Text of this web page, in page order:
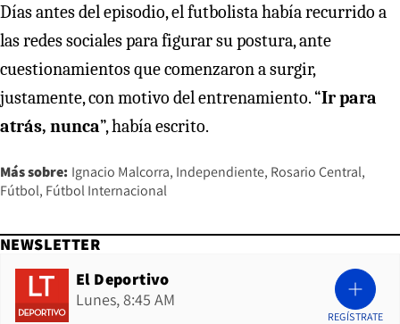
Días antes del episodio, el futbolista había recurrido a
las redes sociales para figurar su postura, ante
cuestionamientos que comenzaron a surgir,
justamente, con motivo del entrenamiento. “Ir para
atrás, nunca”, había escrito.
Más sobre: Ignacio Malcorra Independiente Rosario Central
Fútbol Fútbol Internacional
NEWSLETTER
El Deportivo
Lunes, 8:45 AM
REGÍSTRATE